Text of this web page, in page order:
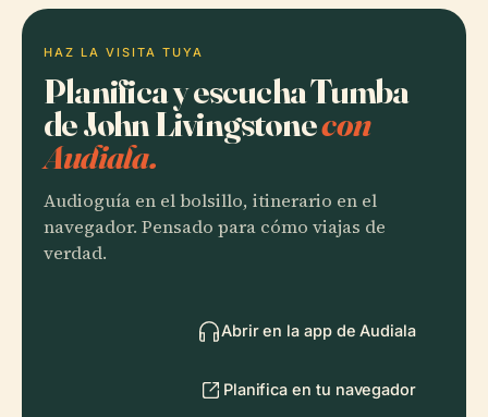
HAZ LA VISITA TUYA
Planifica y escucha Tumba
de John Livingstonecon
Audiala.
Audioguía en el bolsillo, itinerario en el
navegador. Pensado para cómo viajas de
verdad.
Abrir en la app de Audiala
Planifica en tu navegador